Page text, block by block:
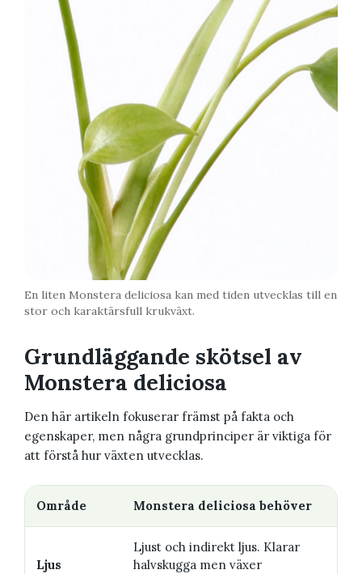
En liten Monstera deliciosa kan med tiden utvecklas till en
stor och karaktärsfull krukväxt.
Grundläggande skötsel av
Monstera deliciosa
Den här artikeln fokuserar främst på fakta och
egenskaper, men några grundprinciper är viktiga för
att förstå hur växten utvecklas.
Område Monstera deliciosa behöver
Ljus
Ljust och indirekt ljus. Klarar
halvskugga men växer